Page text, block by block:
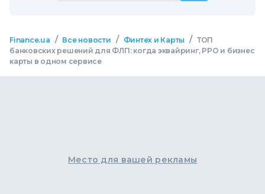
Finance.ua / Все новости / Финтех и Карты / ТОП
банковских решений для ФЛП: когда эквайринг, РРО и бизнес
карты в одном сервисе
Место для вашей рекламы